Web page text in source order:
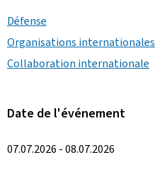
Défense
Organisations internationales
Collaboration internationale
Date de l'événement
07.07.2026 - 08.07.2026